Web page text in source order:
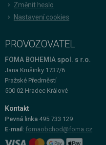
Změnit heslo
Nastavení cookies
PROVOZOVATEL
FOMA BOHEMIA spol. s r.o.
Jana Krušinky 1737/6
Pražské Předměstí
500 02 Hradec Králové
Kontakt
Pevná linka 495 733 129
E-mail: fomaobchod@foma.cz